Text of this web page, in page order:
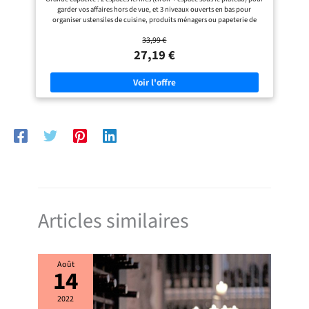
Chêne BSC070W101
garder vos affaires hors de vue, et 3 niveaux ouverts en bas pour
organiser ustensiles de cuisine, produits ménagers ou papeterie de
créez en un instant une surface pour tasses ou petits appareils ; sans
plateau, profitez d’un espace pour bouteilles ou objets plus hauts.
Adaptez-le à vos besoins, du plan de travail d’appoint au bar mobile
Robuste et facile à entretenir : Conçu en plastique de qualité, ce
chariot est résistant à l’eau et à l’humidité, chaque niveau supporte
jusqu’à 10 kg. Un simple coup de chiffon suffit pour le nettoyer, parfait
pour cuisine, salle de bain ou buanderie Déplacement ultra pratique :
stable une fois en place, pour toujours garder vos essentiels à portée de
main Montage rapide, sans outils : Système à clips ingénieux
33,99 €
27,19 €
Articles similaires
Août
14
2022